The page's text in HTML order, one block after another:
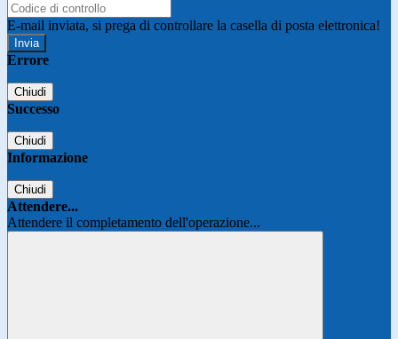
E-mail inviata, si prega di controllare la casella di posta elettronica!
Errore
Chiudi
Successo
Chiudi
Informazione
Chiudi
Attendere...
Attendere il completamento dell'operazione...